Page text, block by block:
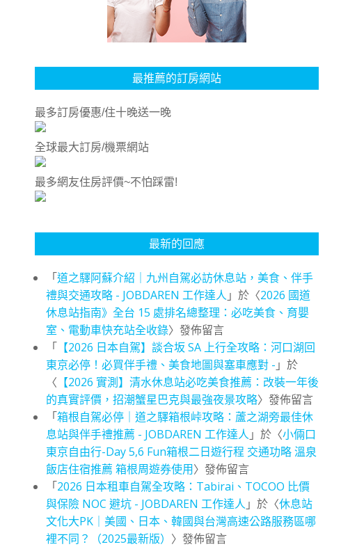
最推薦的訂房網站
最多訂房優惠/住十晚送一晚
全球最大訂房/機票網站
最多網友住房評價~不怕踩雷!
最新的回應
「道之驛阿蘇介紹｜九州自駕必訪休息站，美食、伴手
禮與交通攻略 - JOBDAREN 工作達人 」於〈2026 國道
休息站指南》全台 15 處排名總整理：必吃美食、育嬰
室、電動車快充站全收錄〉發佈留言
「 【2026 日本自駕】談合坂 SA 上行全攻略：河口湖回
東京必停！必買伴手禮、美食地圖與塞車應對 - 」於
〈 【2026 實測】清水休息站必吃美食推薦：改裝一年後
的真實評價，招潮蟹星巴克與最強夜景攻略〉發佈留言
「箱根自駕必停｜道之驛箱根峠攻略：蘆之湖旁最佳休
息站與伴手禮推薦 - JOBDAREN 工作達人 」於〈小倆口
東京自由行-Day 5,6 Fun箱根二日遊行程 交通功略 溫泉
飯店住宿推薦 箱根周遊券使用〉發佈留言
「2026 日本租車自駕全攻略：Tabirai、TOCOO 比價
與保險 NOC 避坑 - JOBDAREN 工作達人 」於〈休息站
文化大PK｜美國、日本、韓國與台灣高速公路服務區哪
裡不同？（2025最新版） 〉發佈留言